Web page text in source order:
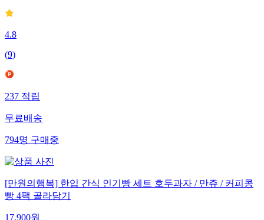
4.8
(9)
237적립
무료배송
794명구매중
[만원의행복] 한입 간식 인기빵 세트 호두과자 / 만쥬 / 커피콩
빵 4팩 골라담기